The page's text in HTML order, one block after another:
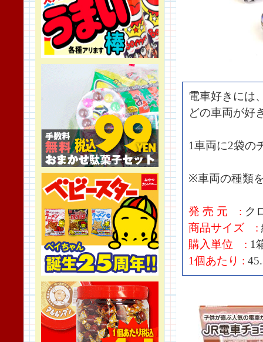
電車好きには
どの車両が好
1車両に2袋の
※車両の種類
発 売 元 : ク
商品サイズ :
購入単位 : 1
1個あたり :